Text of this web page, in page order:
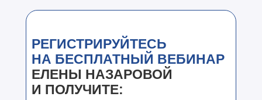
РЕГИСТРИРУЙТЕСЬ
НА БЕСПЛАТНЫЙ ВЕБИНАР
ЕЛЕНЫ НАЗАРОВОЙ
И ПОЛУЧИТЕ: